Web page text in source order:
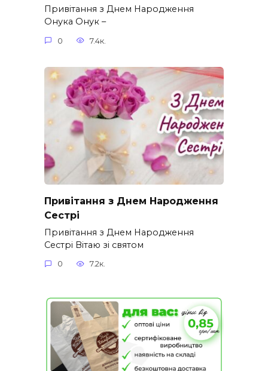
Привітання з Днем Народження
Онука Онук –
0 7.4к.
Привітання з Днем Народження
Сестрі
Привітання з Днем Народження
Сестрі Вітаю зі святом
0 7.2к.